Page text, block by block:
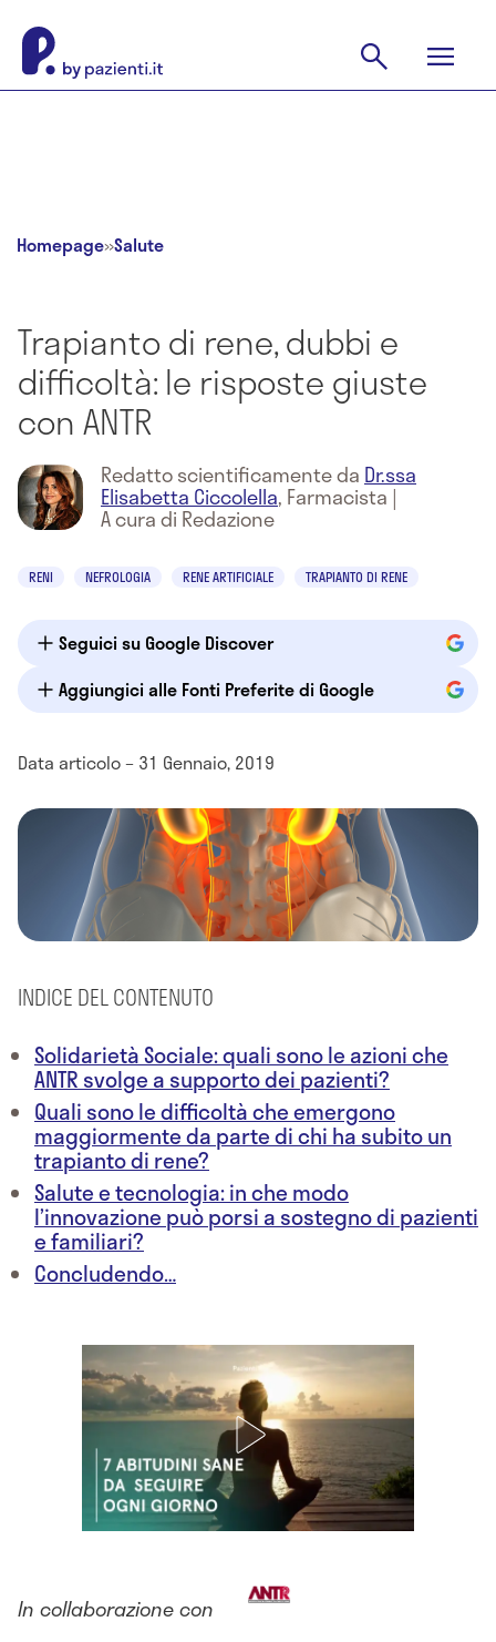
Homepage»Salute
Trapianto di rene, dubbi e
difficoltà: le risposte giuste
con ANTR
Redatto scientificamente da Dr.ssa
Elisabetta Ciccolella, Farmacista |
A cura di Redazione
RENI NEFROLOGIA RENE ARTIFICIALE TRAPIANTO DI RENE
Seguici su Google Discover
Aggiungici alle Fonti Preferite di Google
Data articolo – 31 Gennaio, 2019
INDICE DEL CONTENUTO
Solidarietà Sociale: quali sono le azioni che
ANTR svolge a supporto dei pazienti?
Quali sono le difficoltà che emergono
maggiormente da parte di chi ha subito un
trapianto di rene?
Salute e tecnologia: in che modo
l’innovazione può porsi a sostegno di pazienti
e familiari?
Concludendo…
In collaborazione con